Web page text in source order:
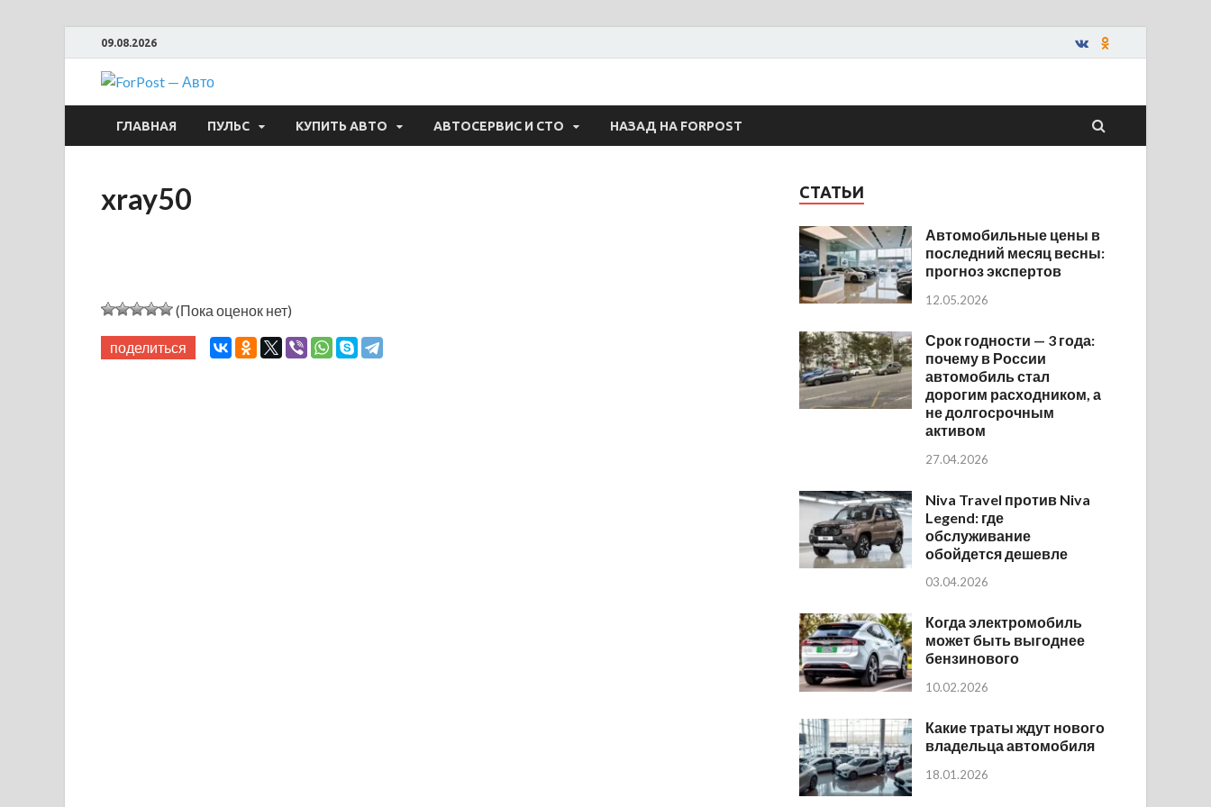
09.08.2026
ForPost — Авто
ГЛАВНАЯ ПУЛЬС КУПИТЬ АВТО АВТОСЕРВИС И СТО НАЗАД НА FORPOST
xray50
(Пока оценок нет)
поделиться
СТАТЬИ
Автомобильные цены в
последний месяц весны:
прогноз экспертов
12.05.2026
Срок годности — 3 года:
почему в России
автомобиль стал
дорогим расходником, а
не долгосрочным
активом
27.04.2026
Niva Travel против Niva
Legend: где
обслуживание
обойдется дешевле
03.04.2026
Когда электромобиль
может быть выгоднее
бензинового
10.02.2026
Какие траты ждут нового
владельца автомобиля
18.01.2026